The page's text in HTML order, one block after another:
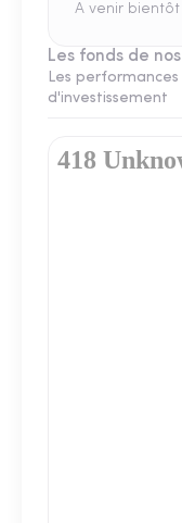
A venir
Les fonds de
Les
d'investissement